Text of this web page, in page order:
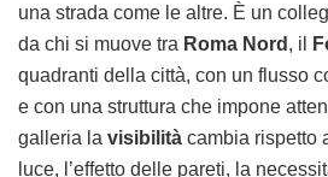
una strada come le altre. È un
da chi si muove tra Roma Nord , il
quadranti della città, con un flusso
e con una struttura che impone
galleria la visibilità cambia rispetto
luce, l’effetto delle pareti, la